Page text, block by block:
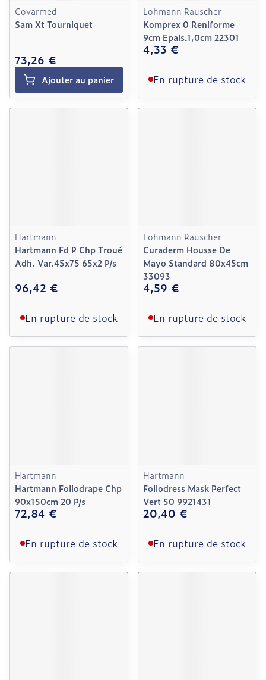
Covarmed
Sam Xt Tourniquet
73,26 €
Ajouter au panier
Lohmann Rauscher
Komprex 0 Reniforme
9cm Epais.1,0cm 22301
4,33 €
En rupture de stock
Hartmann
Hartmann Fd P Chp Troué
Adh. Var.45x75 65x2 P/s
96,42 €
En rupture de stock
Lohmann Rauscher
Curaderm Housse De
Mayo Standard 80x45cm
33093
4,59 €
En rupture de stock
Hartmann
Hartmann Foliodrape Chp
90x150cm 20 P/s
72,84 €
En rupture de stock
Hartmann
Foliodress Mask Perfect
Vert 50 9921431
20,40 €
En rupture de stock